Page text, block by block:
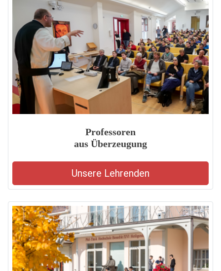
Professoren
aus Überzeugung
Unsere Lehrenden